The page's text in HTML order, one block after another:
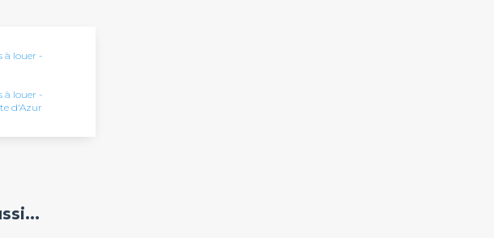
à louer -
à louer -
d'Azur